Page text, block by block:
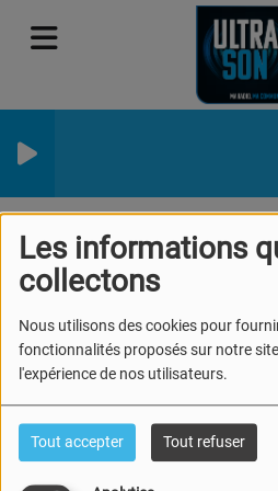
Les informations
collectons
Nous utilisons des cookies pour
fonctionnalités proposés sur notre
l'expérience de nos utilisateurs.
Tout accepter Tout refuser
Carré VIP -
Delmotte